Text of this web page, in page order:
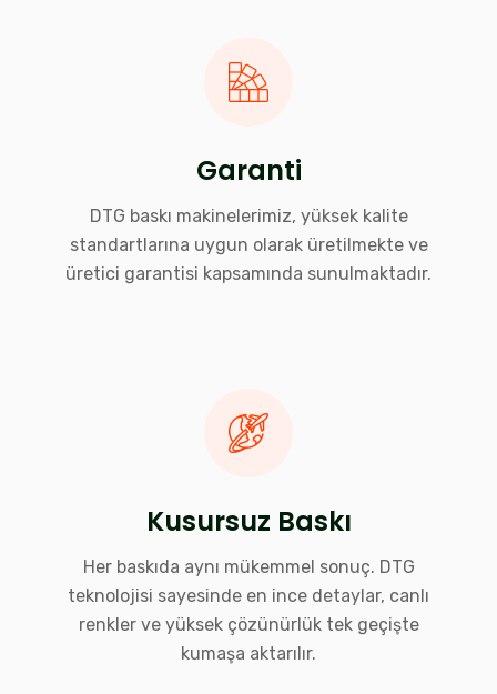
Garanti
DTG baskı makinelerimiz, yüksek kalite
standartlarına uygun olarak üretilmekte ve
üretici garantisi kapsamında sunulmaktadır.
Kusursuz Baskı
Her baskıda aynı mükemmel sonuç. DTG
teknolojisi sayesinde en ince detaylar, canlı
renkler ve yüksek çözünürlük tek geçişte
kumaşa aktarılır.